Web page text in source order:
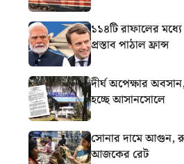
১১৪টি রাফালের
প্রস্তাব পাঠাল ফ্রান্স
দীর্ঘ অপেক্ষার
হচ্ছে আসানসোলে
সোনার দামে আগুন,
আজকের রেট